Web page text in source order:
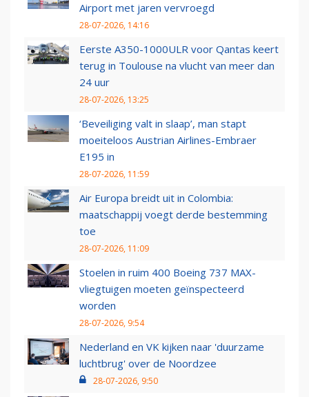
Airport met jaren vervroegd
28-07-2026, 14:16
Eerste A350-1000ULR voor Qantas keert
terug in Toulouse na vlucht van meer dan
24 uur
28-07-2026, 13:25
‘Beveiliging valt in slaap’, man stapt
moeiteloos Austrian Airlines-Embraer
E195 in
28-07-2026, 11:59
Air Europa breidt uit in Colombia:
maatschappij voegt derde bestemming
toe
28-07-2026, 11:09
Stoelen in ruim 400 Boeing 737 MAX-
vliegtuigen moeten geïnspecteerd
worden
28-07-2026, 9:54
Nederland en VK kijken naar 'duurzame
luchtbrug' over de Noordzee
28-07-2026, 9:50